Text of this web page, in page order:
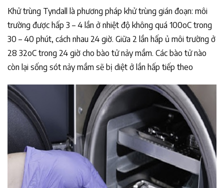
Khử trùng Tyndall là phương pháp khử trùng gián đoạn: môi
trường được hấp 3 – 4 lần ở nhiệt độ không quá 100oC trong
30 – 40 phút, cách nhau 24 giờ. Giữa 2 lần hấp ủ môi trường ở
28 32oC trong 24 giờ cho bào tử nảy mầm. Các bào tử nào
còn lại sống sót nảy mầm sẽ bị diệt ở lần hấp tiếp theo